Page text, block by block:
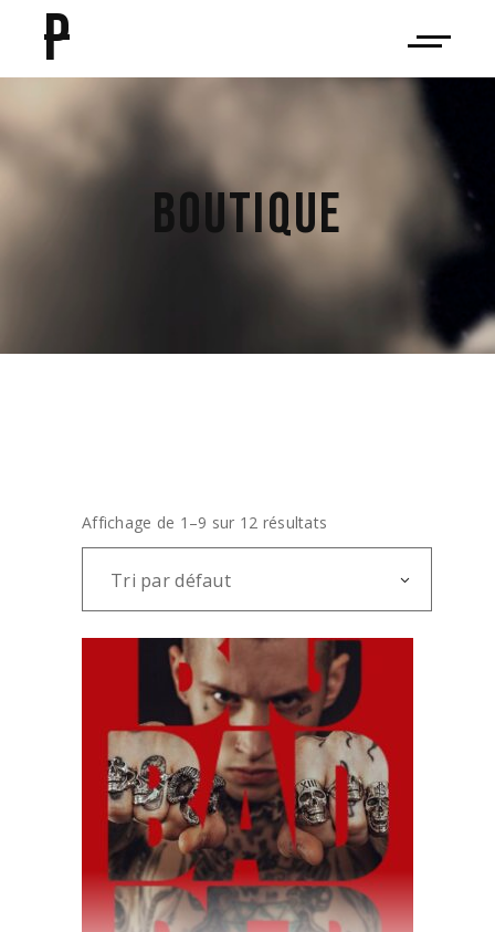
P
BOUTIQUE
Affichage de 1–9 sur 12 résultats
Tri par défaut